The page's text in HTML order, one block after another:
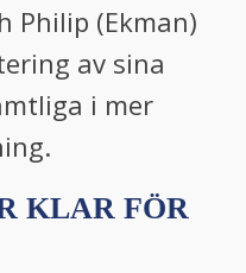
Philip (Ekman)
av sina
i mer
KLAR FÖR